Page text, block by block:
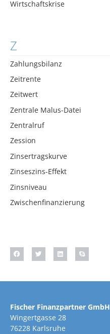
Wirtschaftskrise
Z
Zahlungsbilanz
Zeitrente
Zeitwert
Zentrale Malus-Datei
Zentralruf
Zession
Zinsertragskurve
Zinseszins-Effekt
Zinsniveau
Zwischenfinanzierung
Fischer Finanzpartner GmbH
Wingertgasse 28
76228 Karlsruhe